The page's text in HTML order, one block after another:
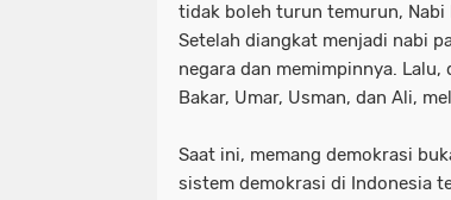
tidak boleh turun temurun, Nabi
Setelah diangkat menjadi nabi
negara dan memimpinnya.
Bakar, Umar, Usman, dan Ali,
Saat ini, memang demokrasi
sistem demokrasi di Indonesia